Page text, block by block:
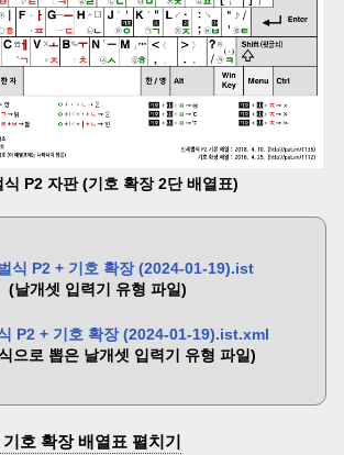
식 P2 자판 (기호 확장 2단 배열표)
식 P2 + 기호 확장 (2024-01-19).ist
(날개셋 입력기 유형 파일)
P2 + 기호 확장 (2024-01-19).ist.xml
으로 뽑은 날개셋 입력기 유형 파일)
호 확장 배열표 펼치기